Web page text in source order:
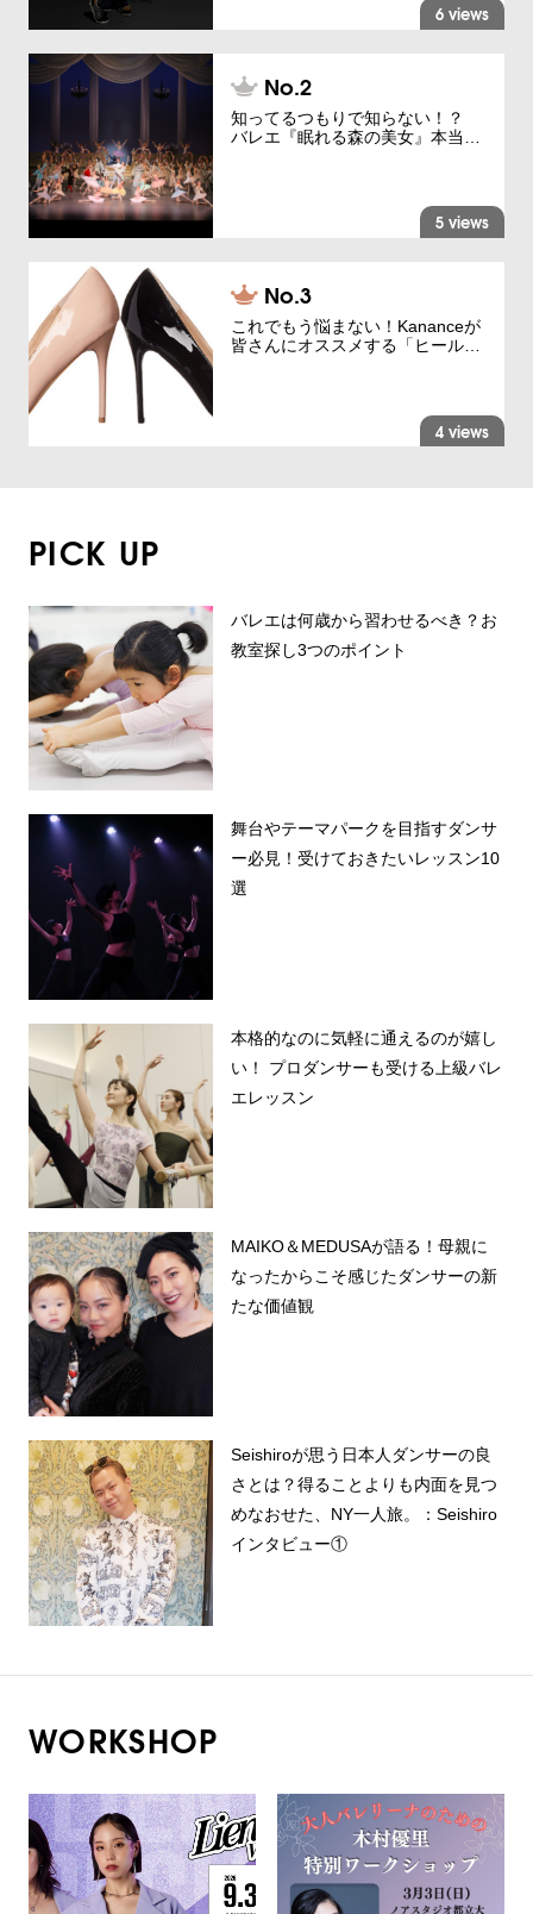
6 views
知ってるつもりで知らない！？
バレエ『眠れる森の美女』本当…
5 views
これでもう悩まない！Kananceが
皆さんにオススメする「ヒール…
4 views
PICK UP
バレエは何歳から習わせるべき？お
教室探し3つのポイント
舞台やテーマパークを目指すダンサ
ー必見！受けておきたいレッスン10
選
本格的なのに気軽に通えるのが嬉し
い！ プロダンサーも受ける上級バレ
エレッスン
MAIKO＆MEDUSAが語る！母親に
なったからこそ感じたダンサーの新
たな価値観
Seishiroが思う日本人ダンサーの良
さとは？得ることよりも内面を見つ
めなおせた、NY一人旅。：Seishiro
インタビュー①
WORKSHOP